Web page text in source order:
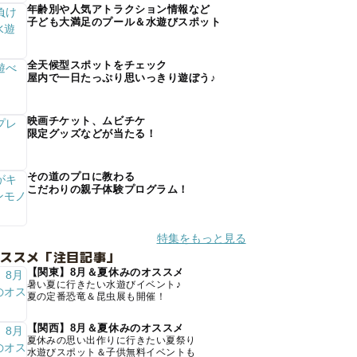
年齢別や人気アトラクション情報など
子ども大満足のプール＆水遊びスポット
全天候型スポットをチェック
屋内で一日たっぷり思いっきり遊ぼう♪
映画チケット、ムビチケ
限定グッズなどが当たる！
その道のプロに教わる
こだわりの親子体験プログラム！
特集をもっと見る
スメ「注目記事」
【関東】8月＆夏休みのオススメ
暑い夏に行きたい水遊びイベント♪
夏の定番恐竜＆昆虫展も開催！
【関西】8月＆夏休みのオススメ
夏休みの思い出作りに行きたい夏祭り
水遊びスポット＆子供無料イベントも